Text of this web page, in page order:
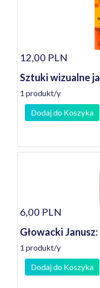
12,00 PLN
Sztuki wizualne
1 produkt/y
Dodaj do Koszyka
6,00 PLN
Głowacki
1 produkt/y
Dodaj do Koszyka